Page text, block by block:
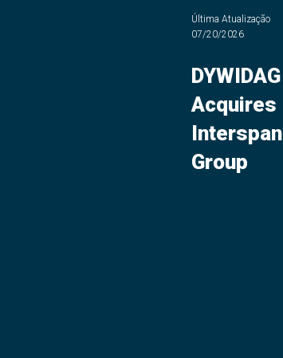
Última Atualização
07/20/2026
DYWIDAG
Acquires
Interspan
Group